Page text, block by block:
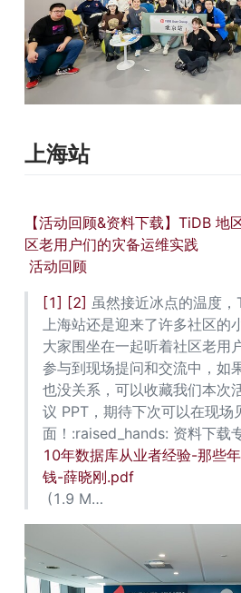
上海站
【活动回顾&资料下载】TiDB 地
区老用户们的灾备运维实践
活动回顾
[1] [2] 虽然接近冰点的温度
上海站还是迎来了许多社区的
大家围坐在一起听着社区老用
参与到现场提问和交流中，如
也没关系，可以收藏我们本次
议 PPT，期待下次可以在现场
面！:raised_hands: 资料下载
10年数据库从业者经验-那些
钱-薛晓刚.pdf
(1.9 M…